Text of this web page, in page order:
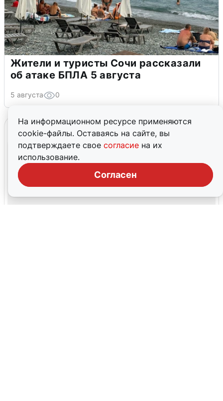
На информационном ресурсе применяются
cookie-файлы. Оставаясь на сайте, вы
подтверждаете свое согласие на их
использование.
Согласен
Жители и туристы Сочи рассказали
об атаке БПЛА 5 августа
5 августа 0